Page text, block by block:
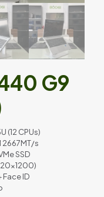
G9
(12 CPUs)
2667MT/s
SSD
ID